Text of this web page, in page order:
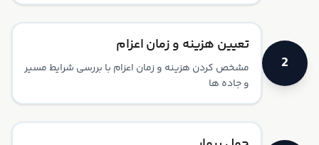
2
تعیین هزینه و زمان اعزام
مشخص کردن هزینه و زمان اعزام با بررسی شرایط مسیر
و جاده ها